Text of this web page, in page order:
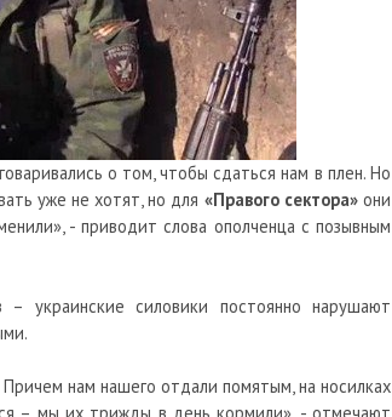
о том, чтобы сдаться нам в плен. Но
уже не хотят, но для «Правого сектора»они
- приводит слова ополченца с позывным
украинские силовики постоянно нарушают
нам нашего отдали помятым, на носилках